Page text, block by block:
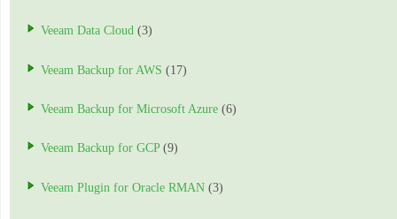
Veeam Data Cloud (3)
Veeam Backup for AWS (17)
Veeam Backup for Microsoft Azure (6)
Veeam Backup for GCP(9)
Veeam Plugin for Oracle RMAN (3)